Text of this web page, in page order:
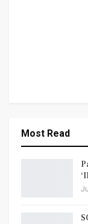
Most Read